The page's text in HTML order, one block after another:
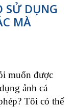
SỬ DỤNG
MÀ
muốn được
ảnh cá
Tôi có thể